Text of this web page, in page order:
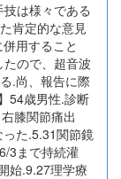
技は様々である
肯定的な意見
用すること
ので、超音波
.尚、報告に際
54歳男性.診断
膝関節痛出
た.5.31関節鏡
3まで持続灌
始.9.27理学療